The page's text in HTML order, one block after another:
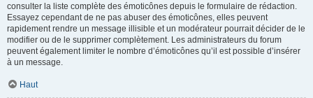
consulter la liste complète des émoticônes depuis le formulaire de rédaction.
Essayez cependant de ne pas abuser des émoticônes, elles peuvent
rapidement rendre un message illisible et un modérateur pourrait décider de le
modifier ou de le supprimer complètement. Les administrateurs du forum
peuvent également limiter le nombre d’émoticônes qu’il est possible d’insérer
à un message.
Haut